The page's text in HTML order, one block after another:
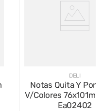
DELI
Notas Quita Y Pon
V/Colores
Ea02402